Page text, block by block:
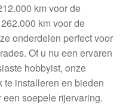
km voor de
km voor de
onderdelen perfect voor
Of u nu een ervaren
hobbyist, onze
te installeren en bieden
soepele rijervaring.